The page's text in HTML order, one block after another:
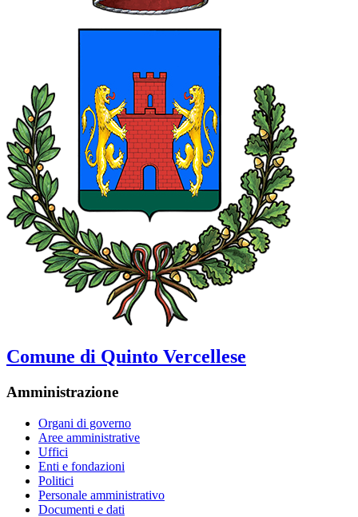
Comune di Quinto Vercellese
Amministrazione
Organi di governo
Aree amministrative
Uffici
Enti e fondazioni
Politici
Personale amministrativo
Documenti e dati